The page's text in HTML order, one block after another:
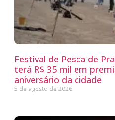
Festival de Pesca de
terá R$ 35 mil em
aniversário da cidade
5 de agosto de 2026